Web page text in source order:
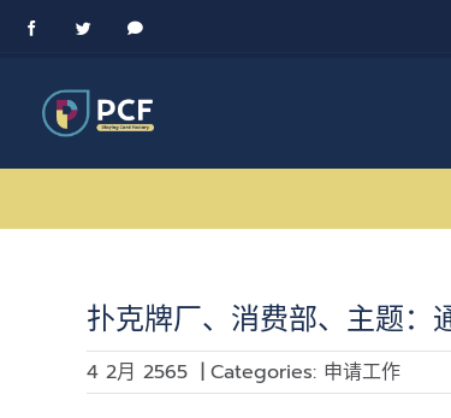
Skip
FacebookTwitter Messenger
扑克牌厂、消费部、主题：
4 2月 2565 | Categories: 申请工作